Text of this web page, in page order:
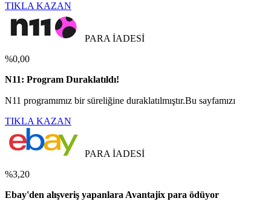
TIKLA KAZAN
PARA İADESİ
%0,00
N11: Program Duraklatıldı!
N11 programımız bir süreliğine duraklatılmıştır.Bu sayfamızı
TIKLA KAZAN
PARA İADESİ
%3,20
Ebay'den alışveriş yapanlara Avantajix para ödüyor